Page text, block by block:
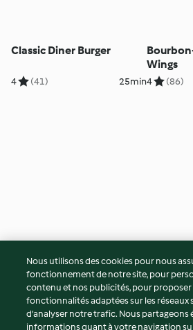
Classic Diner Burger
4 (41) 25min
Wings
4 (86)
Popsicles
(14) 7h 45min
© Copyright 2026
Nous utilisons des cookies pour nous
fonctionnement de notre site, pour
contenu et nos publicités, pour proposer
fonctionnalités adaptées sur les réseaux
d’analyser notre trafic. Nous partageons
informations quant à votre navigation